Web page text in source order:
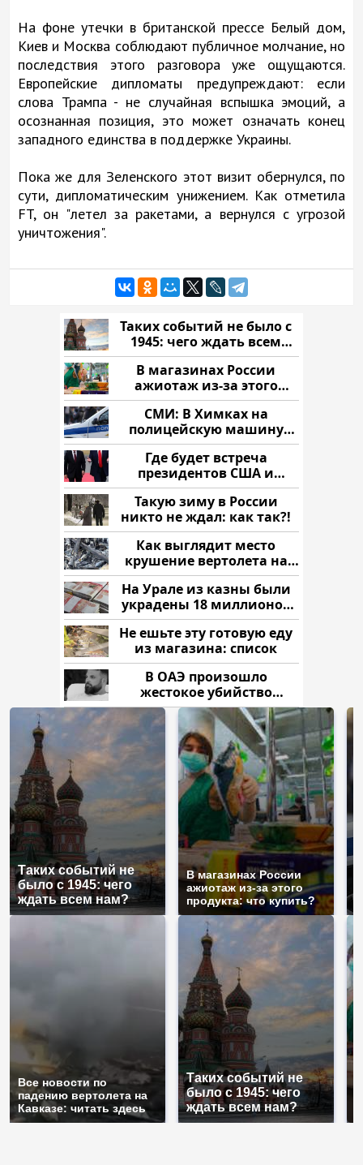
На фоне утечки в британской прессе Белый дом,
Киев и Москва соблюдают публичное молчание, но
последствия этого разговора уже ощущаются.
Европейские дипломаты предупреждают: если
слова Трампа - не случайная вспышка эмоций, а
осознанная позиция, это может означать конец
западного единства в поддержке Украины.
Пока же для Зеленского этот визит обернулся, по
сути, дипломатическим унижением. Как отметила
FT, он "летел за ракетами, а вернулся с угрозой
уничтожения".
Таких событий не было с
1945: чего ждать всем
нам?
В магазинах России
ажиотаж из-за этого
продукта: что купить?
СМИ: В Химках на
полицейскую машину
напали и подожгли.
Где будет встреча
президентов США и
России: Европа?
Такую зиму в России
никто не ждал: как так?!
Как выглядит место
крушение вертолета на
Кавказе: смотреть
На Урале из казны были
украдены 18 миллионов
рублей
Не ешьте эту готовую еду
из магазина: список
В ОАЭ произошло
жестокое убийство
криптомиллионера
Таких событий не
было с 1945: чего
ждать всем нам?
В магазинах России
ажиотаж из-за этого
продукта: что купить?
Все новости по
падению вертолета на
Кавказе: читать здесь
Таких событий не
было с 1945: чего
ждать всем нам?